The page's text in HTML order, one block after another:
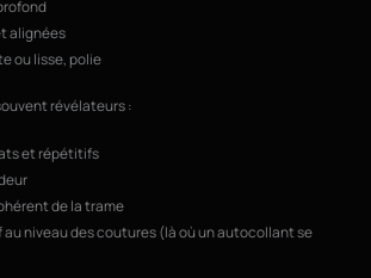
alignées
ou lisse, polie
révélateurs :
et répétitifs
de la trame
niveau des coutures (là où un autocollant se